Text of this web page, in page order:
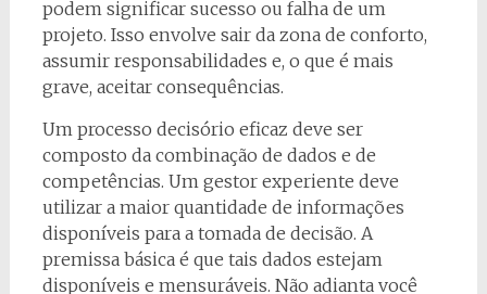
podem significar sucesso ou falha de um
projeto. Isso envolve sair da zona de conforto,
assumir responsabilidades e, o que é mais
grave, aceitar consequências.
Um processo decisório eficaz deve ser
composto da combinação de dados e de
competências. Um gestor experiente deve
utilizar a maior quantidade de informações
disponíveis para a tomada de decisão. A
premissa básica é que tais dados estejam
disponíveis e mensuráveis. Não adianta você